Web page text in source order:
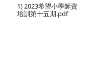
1) 2023希望小學師資
培訓第十五期.pdf